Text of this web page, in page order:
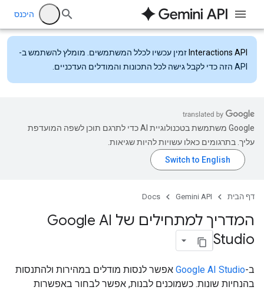
היכנס
Interactions API זמין עכשיו לכלל המשתמשים. מומלץ להשתמש ב-
API הזה כדי לקבל גישה לכל התכונות והמודלים העדכניים.
‫Google משתמשת בטכנולוגיית AI כדי לתרגם תוכן לשפה המועדפת
עליך. בתרגומים כאלו עשויות להיות שגיאות.
דף הבית Gemini API
Docs
המדריך למתחילים של Google AI
Studio
ב-Google AI Studio אפשר לנסות מודלים במהירות ולהתנסות
בהנחיות שונות. כשמוכנים לבנות, אפשר לבחור באפשרות